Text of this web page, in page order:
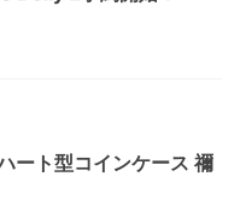
ート型コインケース 禰